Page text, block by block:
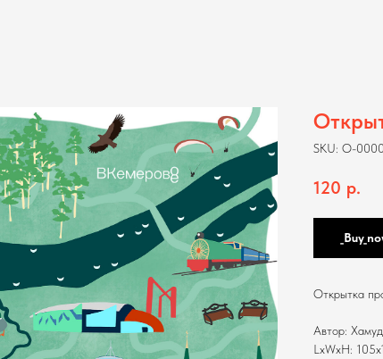
SKU: O-
120 р.
Открытка
Автор:
LxWxH: